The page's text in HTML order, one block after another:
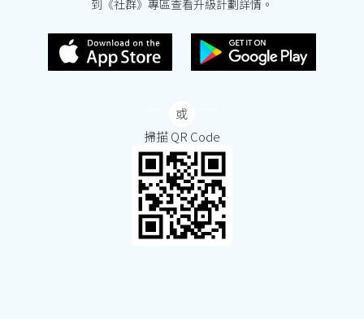
到《社群》專區查看升級計劃詳情。
掃描 QR Code